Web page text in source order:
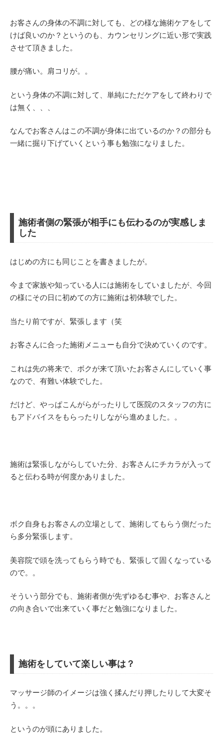
お客さんの身体の不調に対しても、どの様な施術ケアをして
けば良いのか？というのも、カウンセリングに近い形で実践
させて頂きました。
腰が痛い。肩コリが。。
という身体の不調に対して、単純にただケアをして終わりで
は無く、、、
なんでお客さんはこの不調が身体に出ているのか？の部分も
一緒に掘り下げていくという事も勉強になりました。
施術者側の緊張が相手にも伝わるのが実感しま
した
はじめの方にも同じことを書きましたが。
今まで家族や知っている人には施術をしていましたが、今回
の様にその日に初めての方に施術は初体験でした。
当たり前ですが、緊張します（笑
お客さんに合った施術メニューも自分で決めていくのです。
これは先の将来で、ボクが来て頂いたお客さんにしていく事
なので、有難い体験でした。
だけど、やっぱこんがらがったりして医院のスタッフの方に
もアドバイスをもらったりしながら進めました。。
施術は緊張しながらしていた分、お客さんにチカラが入って
ると伝わる時が何度かありました。
ボク自身もお客さんの立場として、施術してもらう側だった
ら多分緊張します。
美容院で頭を洗ってもらう時でも、緊張して固くなっている
ので。。
そういう部分でも、施術者側が先ずゆるむ事や、お客さんと
の向き合いで出来ていく事だと勉強になりました。
施術をしていて楽しい事は？
マッサージ師のイメージは強く揉んだり押したりして大変そ
う。。。
というのが頭にありました。